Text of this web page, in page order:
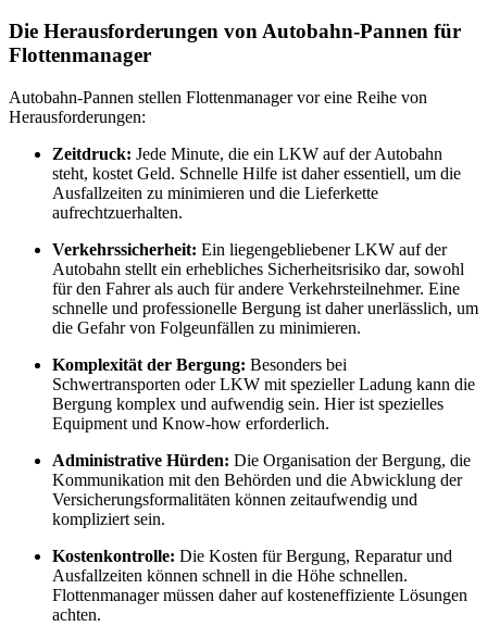
Die Herausforderungen von Autobahn-Pannen für
Flottenmanager
Autobahn-Pannen stellen Flottenmanager vor eine Reihe von
Herausforderungen:
Zeitdruck: Jede Minute, die ein LKW auf der Autobahn
steht, kostet Geld. Schnelle Hilfe ist daher essentiell, um die
Ausfallzeiten zu minimieren und die Lieferkette
aufrechtzuerhalten.
Verkehrssicherheit: Ein liegengebliebener LKW auf der
Autobahn stellt ein erhebliches Sicherheitsrisiko dar, sowohl
für den Fahrer als auch für andere Verkehrsteilnehmer. Eine
schnelle und professionelle Bergung ist daher unerlässlich, um
die Gefahr von Folgeunfällen zu minimieren.
Komplexität der Bergung: Besonders bei
Schwertransporten oder LKW mit spezieller Ladung kann die
Bergung komplex und aufwendig sein. Hier ist spezielles
Equipment und Know-how erforderlich.
Administrative Hürden: Die Organisation der Bergung, die
Kommunikation mit den Behörden und die Abwicklung der
Versicherungsformalitäten können zeitaufwendig und
kompliziert sein.
Kostenkontrolle: Die Kosten für Bergung, Reparatur und
Ausfallzeiten können schnell in die Höhe schnellen.
Flottenmanager müssen daher auf kosteneffiziente Lösungen
achten.